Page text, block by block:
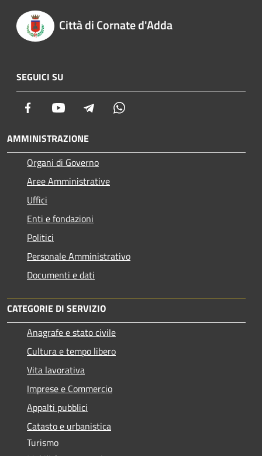
Città di Cornate d'Adda
SEGUICI SU
Facebook Youtube Telegram
AMMINISTRAZIONE
Organi di Governo
Aree Amministrative
Uffici
Enti e fondazioni
Politici
Personale Amministrativo
Documenti e dati
CATEGORIE DI SERVIZIO
Anagrafe e stato civile
Cultura e tempo libero
Vita lavorativa
Imprese e Commercio
Appalti pubblici
Catasto e urbanistica
Turismo